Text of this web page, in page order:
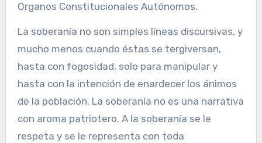
Organos Constitucionales Autónomos.
La soberanía no son simples líneas discursivas, y
mucho menos cuando éstas se tergiversan,
hasta con fogosidad, solo para manipular y
hasta con la intención de enardecer los ánimos
de la población. La soberanía no es una narrativa
con aroma patriotero. A la soberanía se le
respeta y se le representa con toda